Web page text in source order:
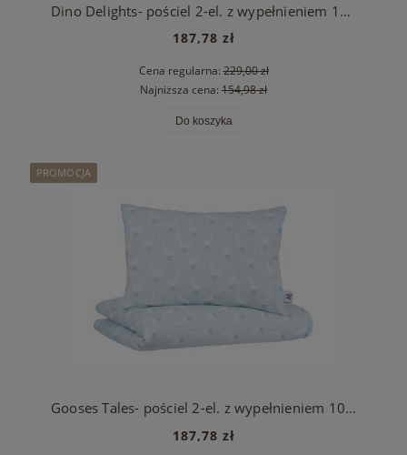
Dino Delights- pościel 2-el. z wypełnieniem 100x135
187,78 zł
Cena regularna:229,00 zł
Najniższa cena: 154,98 zł
Do koszyka
Gooses Tales- pościel 2-el. z wypełnieniem 100x135
187,78 zł
PROMOCJA